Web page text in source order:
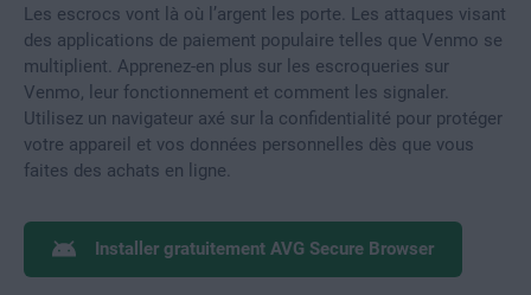
Les escrocs vont là où l’argent les porte. Les attaques visant
des applications de paiement populaire telles que Venmo se
multiplient. Apprenez-en plus sur les escroqueries sur
Venmo, leur fonctionnement et comment les signaler.
Utilisez un navigateur axé sur la confidentialité pour protéger
votre appareil et vos données personnelles dès que vous
faites des achats en ligne.
Installer gratuitement AVG Secure Browser